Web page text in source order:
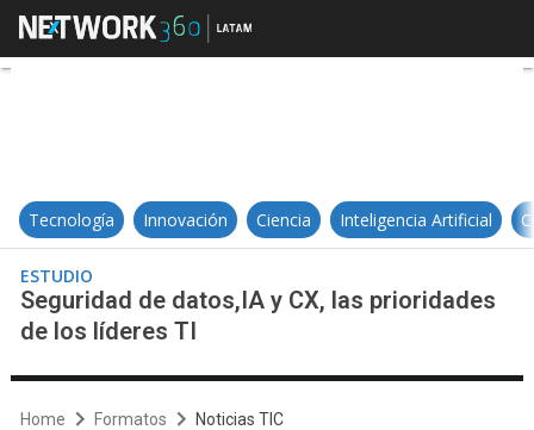
Seguridad de datos,IA y CX, las
Tecnología Innovación Ciencia Inteligencia Artificial
ESTUDIO
Seguridad de datos,IA y CX, las prioridades
de los líderes TI
Home Formatos Noticias TIC